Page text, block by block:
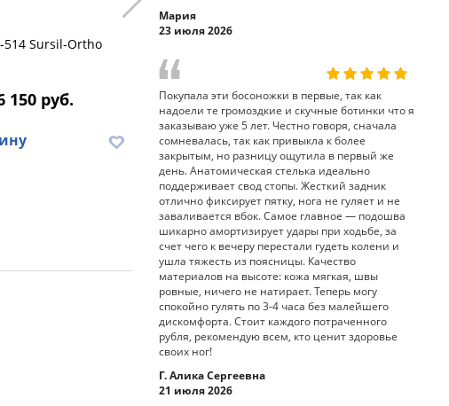
514 Sursil-Ortho
150 руб. 7 690 руб.
В корзину
Мария
23 июля 2026
Покупала эти босоножки в первые, так как
надоели те громоздкие и скучные ботинки что я
заказываю уже 5 лет. Честно говоря, сначала
сомневалась, так как привыкла к более
закрытым, но разницу ощутила в первый же
день. Анатомическая стелька идеально
поддерживает свод стопы. Жесткий задник
отлично фиксирует пятку, нога не гуляет и не
заваливается вбок. Самое главное — подошва
шикарно амортизирует удары при ходьбе, за
счет чего к вечеру перестали гудеть колени и
ушла тяжесть из поясницы. Качество
материалов на высоте: кожа мягкая, швы
ровные, ничего не натирает. Теперь могу
спокойно гулять по 3-4 часа без малейшего
дискомфорта. Стоит каждого потраченного
рубля, рекомендую всем, кто ценит здоровье
своих ног!
Г. Алика Сергеевна
21 июля 2026